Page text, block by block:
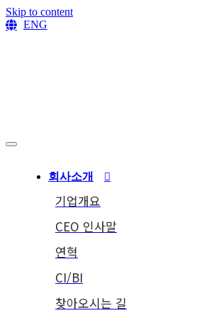
Skip to content
ENG
회사소개
기업개요
CEO 인사말
연혁
CI/BI
찾아오시는 길